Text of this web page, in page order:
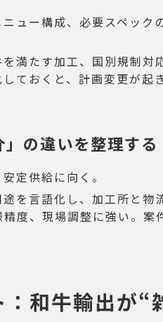
ニュー構成、必要スペック
を満たす加工、国別規制対
ておくと、計画変更が起
の違いを整理する
定供給に向く。
を言語化し、加工所と物
度、現場調整に強い。案
和牛輸出が“